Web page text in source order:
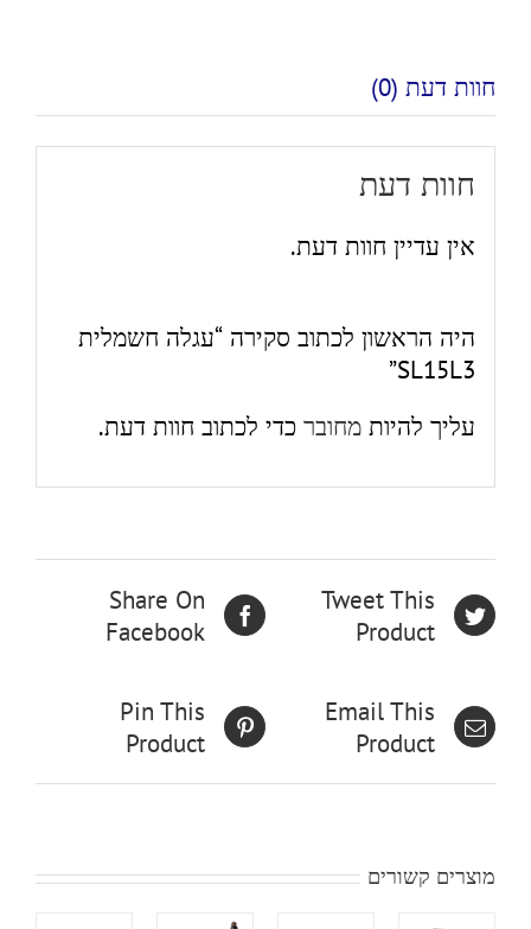
חוות דעת (0)
חוות דעת
אין עדיין חוות דעת.
היה הראשון לכתוב סקירה “עגלה חשמלית
SL15L3”
עליך להיות מחוברכדי לכתוב חוות דעת.
Share On
Facebook
Tweet This
Product
Pin This
Product
Email This
Product
מוצרים קשורים